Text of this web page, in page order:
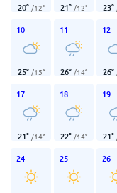
20° /12° 21° /12° 23°
10
25° /15°
11
26° /14°
12
26°
17
21° /14°
18
22° /14°
19
21°
24 25 26